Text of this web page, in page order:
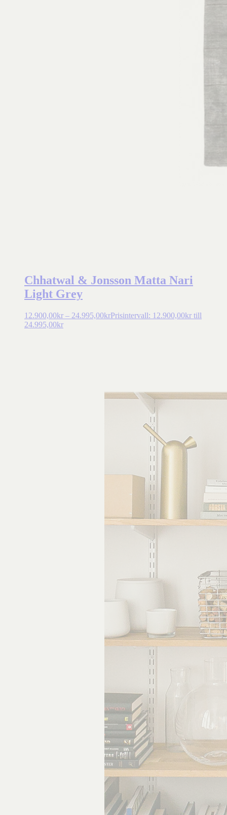
Chhatwal & Jonsson Matta Nari
Light Grey
12.900,00kr – 24.995,00krPrisintervall: 12.900,00kr till
24.995,00kr